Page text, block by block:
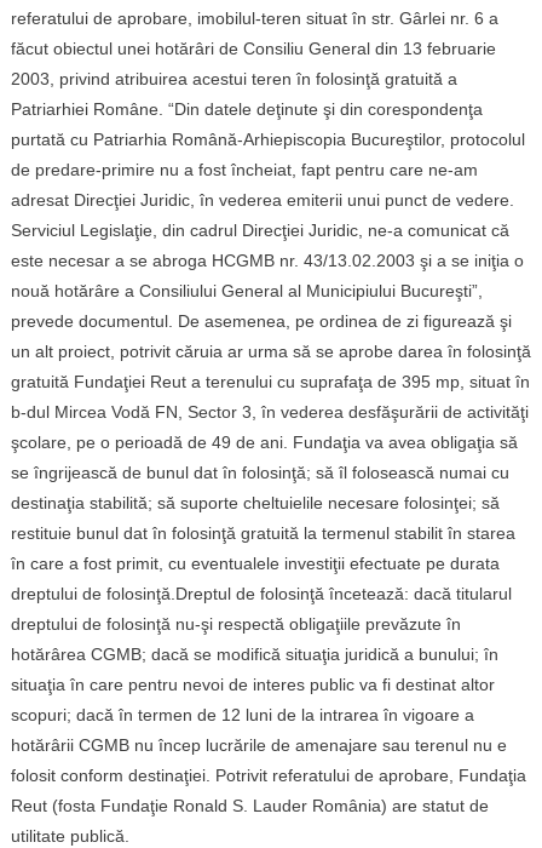
referatului de aprobare, imobilul-teren situat în str. Gârlei nr. 6 a
făcut obiectul unei hotărâri de Consiliu General din 13 februarie
2003, privind atribuirea acestui teren în folosinţă gratuită a
Patriarhiei Române. “Din datele deţinute şi din corespondenţa
purtată cu Patriarhia Română-Arhiepiscopia Bucureştilor, protocolul
de predare-primire nu a fost încheiat, fapt pentru care ne-am
adresat Direcţiei Juridic, în vederea emiterii unui punct de vedere.
Serviciul Legislaţie, din cadrul Direcţiei Juridic, ne-a comunicat că
este necesar a se abroga HCGMB nr. 43/13.02.2003 şi a se iniţia o
nouă hotărâre a Consiliului General al Municipiului Bucureşti”,
prevede documentul. De asemenea, pe ordinea de zi figurează şi
un alt proiect, potrivit căruia ar urma să se aprobe darea în folosinţă
gratuită Fundaţiei Reut a terenului cu suprafaţa de 395 mp, situat în
b-dul Mircea Vodă FN, Sector 3, în vederea desfăşurării de activităţi
şcolare, pe o perioadă de 49 de ani. Fundaţia va avea obligaţia să
se îngrijească de bunul dat în folosinţă; să îl folosească numai cu
destinaţia stabilită; să suporte cheltuielile necesare folosinţei; să
restituie bunul dat în folosinţă gratuită la termenul stabilit în starea
în care a fost primit, cu eventualele investiţii efectuate pe durata
dreptului de folosinţă.Dreptul de folosinţă încetează: dacă titularul
dreptului de folosinţă nu-şi respectă obligaţiile prevăzute în
hotărârea CGMB; dacă se modifică situaţia juridică a bunului; în
situaţia în care pentru nevoi de interes public va fi destinat altor
scopuri; dacă în termen de 12 luni de la intrarea în vigoare a
hotărârii CGMB nu încep lucrările de amenajare sau terenul nu e
folosit conform destinaţiei. Potrivit referatului de aprobare, Fundaţia
Reut (fosta Fundaţie Ronald S. Lauder România) are statut de
utilitate publică.